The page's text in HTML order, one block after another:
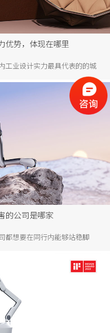
优势，体现在哪里
工业设计实力最具代表的的城
国最早获得联合国教科组织承
的公司是哪家
都想要在同行内能够站稳脚
最初的设计，更是要找比较知
计公司，首先我们先了解工业